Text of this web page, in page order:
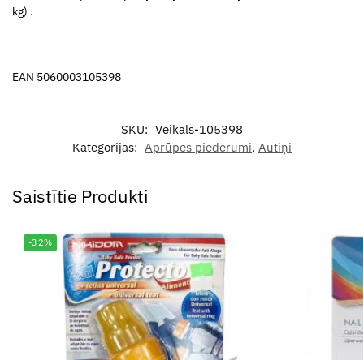
kg) .
EAN 5060003105398
SKU: Veikals-105398
Kategorijas: Aprūpes piederumi, Autiņi
Saistītie Produkti
-32%